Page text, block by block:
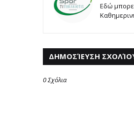
Εδώ
ΔΗΜΟΣΊΕΥΣΗ
0 Σχόλια